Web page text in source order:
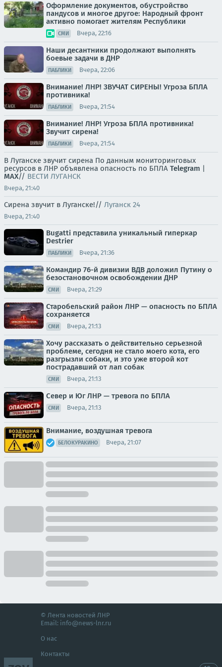
Оформление документов, обустройство
пандусов и многое другое: Народный фронт
активно помогает жителям Республики
СМИ Вчера, 22:16
Наши десантники продолжают выполнять
боевые задачи в ДНР
ПАБЛИКИ Вчера, 22:06
Внимание! ЛНР! ЗВУЧАТ СИРЕНЫ! Угроза БПЛА
противника!
ПАБЛИКИ Вчера, 21:54
Внимание! ЛНР! Угроза БПЛА противника!
Звучит сирена!
ПАБЛИКИ Вчера, 21:54
В Луганске звучит сирена По данным мониторинговых
ресурсов в ЛНР объявлена опасность по БПЛА Telegram |
MAX// ВЕСТИ ЛУГАНСК
Вчера, 21:40
Сирена звучит в Луганске!// Луганск 24
Вчера, 21:40
Bugatti представила уникальный гиперкар
Destrier
ПАБЛИКИ Вчера, 21:36
Командир 76-й дивизии ВДВ доложил Путину о
безостановочном освобождении ДНР
СМИ Вчера, 21:29
Старобельский район ЛНР — опасность по БПЛА
сохраняется
СМИ Вчера, 21:13
Хочу рассказать о действительно серьезной
проблеме, сегодня не стало моего кота, его
разгрызли собаки, и это уже второй кот
пострадавший от лап собак
СМИ Вчера, 21:13
Север и Юг ЛНР — тревога по БПЛА
СМИ Вчера, 21:13
Внимание, воздушная тревога
БЕЛОКУРАКИНО Вчера, 21:07
© Лента новостей ЛНР
Email: info@news-lnr.ru
О нас
Контакты